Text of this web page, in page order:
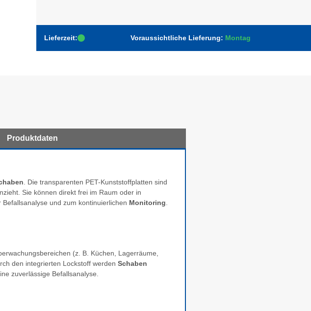
Lieferzeit: Voraussichtliche Lieferung: Montag
Produktdaten
. Die transparenten PET-Kunststoffplatten sind
Sie können direkt frei im Raum oder in
und zum kontinuierlichen Monitoring
(z. B. Küchen, Lagerräume,
den integrierten Lockstoff werden Schaben
zuverlässige Befallsanalyse.